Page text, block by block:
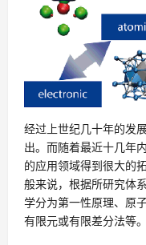
经过上世纪几十年的发
出。而随着最近十几年
的应用领域得到很大的
般来说，根据所研究体
学分为第一性原理、原
有限元或有限差分法等。